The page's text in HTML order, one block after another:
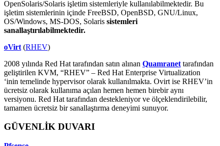
OpenSolaris/Solaris işletim sistemleriyle kullanılabilmektedir. Bu
işletim sistemlerinin içinde FreeBSD, OpenBSD, GNU/Linux,
OS/Windows, MS-DOS, Solaris sistemleri
sanallaştırılabilmektedir.
oVirt (RHEV)
2008 yılında Red Hat tarafından satın alınan Quamranet tarafından
geliştirilen KVM, “RHEV” – Red Hat Enterprise Virtualization
‘inin temelinde hypervisor olarak kullanılmakta. Ovirt ise RHEV’in
ücretsiz olarak kullanıma açılan hemen hemen birebir aynı
versiyonu. Red Hat tarafından destekleniyor ve ölçeklendirilebilir,
tamamen ücretsiz bir sanallaştırma deneyimi sunuyor.
GÜVENLİK DUVARI